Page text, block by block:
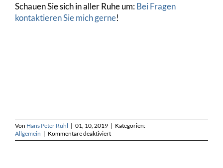
Schauen Sie sich in aller Ruhe um:Bei Fragen
kontaktieren Sie mich gerne!
Von Hans Peter Rühl | 01, 10, 2019 | Kategorien:
Allgemein | Kommentare deaktiviertfür
Neuer